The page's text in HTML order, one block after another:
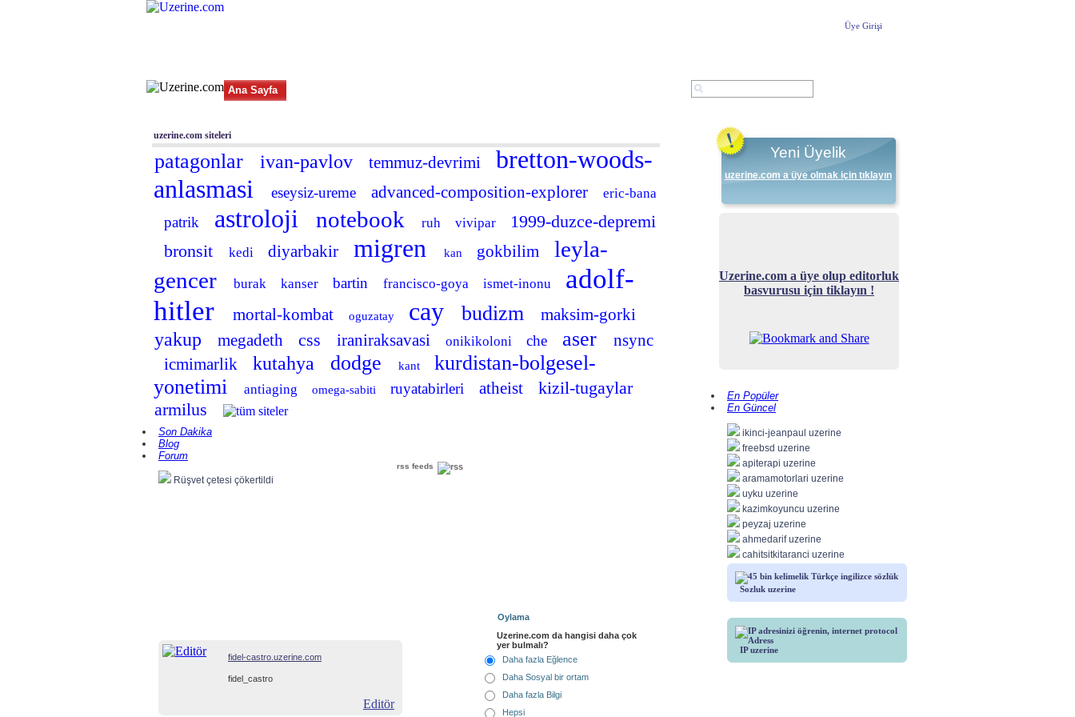
Üye Girişi
Ana Sayfa
uzerine.com siteleri
patagonlar ivan-pavlov temmuz-devrimi
bretton-woods-
anlasmasi
eseysiz-ureme advanced-composition-explorer eric-bana
patrik astroloji notebook ruh vivipar
1999-duzce-depremi
bronsit
kedi diyarbakir migren kan gokbilim
leyla-
gencer
burak kanser bartin francisco-goya ismet-inonu
adolf-
hitler
mortal-kombat oguzatay cay budizm maksim-gorki
yakup megadeth css iraniraksavasi onikikoloni che aser
nsync
icmimarlik
kutahya dodge kant
kurdistan-bolgesel-
yonetimi
antiaging omega-sabiti ruyatabirleri atheist
kizil-tugaylar
armilus
Son Dakika
Blog
Forum
rss feeds
Rüşvet çetesi çökertildi
fidel-castro.uzerine.com
fidel_castro
Editör
Oylama
Uzerine.com da hangisi daha çok
yer bulmalı?
Daha fazla Eğlence
Daha Sosyal bir ortam
Daha fazla Bilgi
Hepsi
Yeni Üyelik
uzerine.com a üye olmak için tıklayın
Uzerine.com a üye olup editorluk
basvurusu için tiklayın !
En Popüler
En Güncel
ikinci-jeanpaul uzerine
freebsd uzerine
apiterapi uzerine
aramamotorlari uzerine
uyku uzerine
kazimkoyuncu uzerine
peyzaj uzerine
ahmedarif uzerine
cahitsitkitaranci uzerine
Sozluk uzerine
IP uzerine